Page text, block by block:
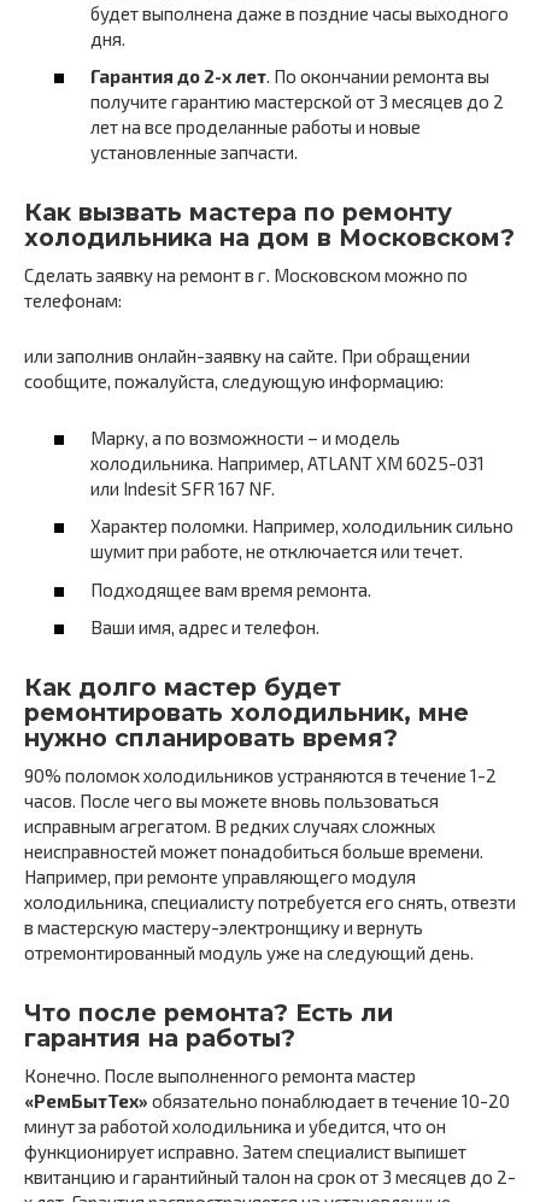
будет выполнена даже в поздние часы выходного
дня.
Гарантия до 2-х лет. По окончании ремонта вы
получите гарантию мастерской от 3 месяцев до 2
лет на все проделанные работы и новые
установленные запчасти.
Как вызвать мастера по ремонту
холодильника на дом в Московском?
Сделать заявку на ремонт в г. Московском можно по
телефонам:
или заполнив онлайн-заявку на сайте. При обращении
сообщите, пожалуйста, следующую информацию:
Марку, а по возможности – и модель
холодильника. Например, ATLANT ХМ 6025-031
или Indesit SFR 167 NF.
Характер поломки. Например, холодильник сильно
шумит при работе, не отключается или течет.
Подходящее вам время ремонта.
Ваши имя, адрес и телефон.
Как долго мастер будет
ремонтировать холодильник, мне
нужно спланировать время?
90% поломок холодильников устраняются в течение 1-2
часов. После чего вы можете вновь пользоваться
исправным агрегатом. В редких случаях сложных
неисправностей может понадобиться больше времени.
Например, при ремонте управляющего модуля
холодильника, специалисту потребуется его снять, отвезти
в мастерскую мастеру-электронщику и вернуть
отремонтированный модуль уже на следующий день.
Что после ремонта? Есть ли
гарантия на работы?
Конечно. После выполненного ремонта мастер
«РемБытТех» обязательно понаблюдает в течение 10-20
минут за работой холодильника и убедится, что он
функционирует исправно. Затем специалист выпишет
квитанцию и гарантийный талон на срок от 3 месяцев до 2-